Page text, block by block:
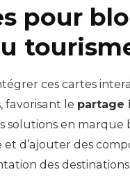
pour
ces cartes
favorisant le partage
solutions en
d’ajouter des
des